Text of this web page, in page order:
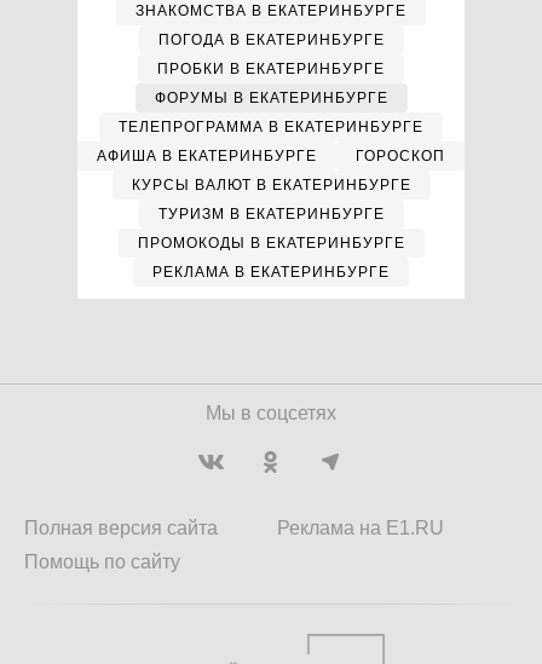
ЗНАКОМСТВА В ЕКАТЕРИНБУРГЕ
ПОГОДА В ЕКАТЕРИНБУРГЕ
ПРОБКИ В ЕКАТЕРИНБУРГЕ
ФОРУМЫ В ЕКАТЕРИНБУРГЕ
ТЕЛЕПРОГРАММА В ЕКАТЕРИНБУРГЕ
АФИША В ЕКАТЕРИНБУРГЕ
ГОРОСКОП
КУРСЫ ВАЛЮТ В ЕКАТЕРИНБУРГЕ
ТУРИЗМ В ЕКАТЕРИНБУРГЕ
ПРОМОКОДЫ В ЕКАТЕРИНБУРГЕ
РЕКЛАМА В ЕКАТЕРИНБУРГЕ
Мы в соцсетях
Полная версия сайта
Помощь по сайту
Реклама на E1.RU